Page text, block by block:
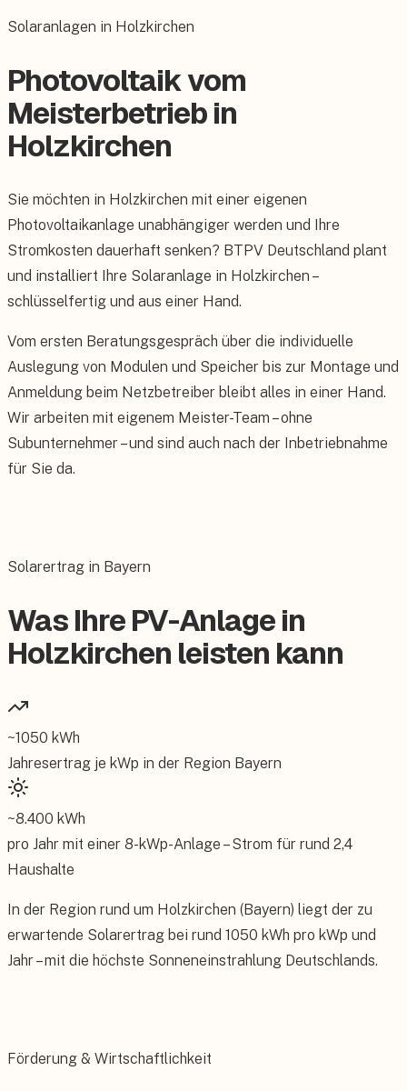
Solaranlagen in Holzkirchen
Photovoltaik vom
Meisterbetrieb in
Holzkirchen
Sie möchten in Holzkirchen mit einer eigenen
Photovoltaikanlage unabhängiger werden und Ihre
Stromkosten dauerhaft senken? BTPV Deutschland plant
und installiert Ihre Solaranlage in Holzkirchen –
schlüsselfertig und aus einer Hand.
Vom ersten Beratungsgespräch über die individuelle
Auslegung von Modulen und Speicher bis zur Montage und
Anmeldung beim Netzbetreiber bleibt alles in einer Hand.
Wir arbeiten mit eigenem Meister-Team – ohne
Subunternehmer – und sind auch nach der Inbetriebnahme
für Sie da.
Solarertrag in Bayern
Was Ihre PV-Anlage in
Holzkirchen leisten kann
~1050 kWh
Jahresertrag je kWp in der Region Bayern
~8.400 kWh
pro Jahr mit einer 8-kWp-Anlage – Strom für rund 2,4
Haushalte
In der Region rund um Holzkirchen (Bayern) liegt der zu
erwartende Solarertrag bei rund 1050 kWh pro kWp und
Jahr – mit die höchste Sonneneinstrahlung Deutschlands.
Förderung & Wirtschaftlichkeit